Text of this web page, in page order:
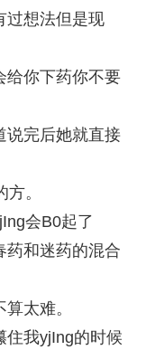
想法但是现
你下药你不要
完后她就直接
。
会B0起了
和迷药的混合
太难。
我yjIng的时候